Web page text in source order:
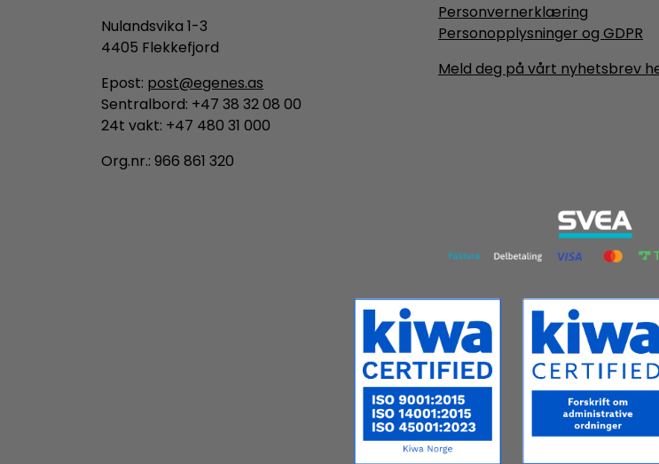
Nulandsvika 1-3
4405 Flekkefjord
Epost: post@egenes.as
Sentralbord: +47 38 32 08 00
24t vakt: +47 480 31 000
Org.nr.: 966 861 320
Personvernerklæring
Personopplysninger og GDPR
Meld deg på vårt nyhetsbrev